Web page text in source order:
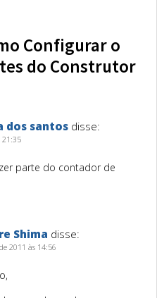
Configurar o
do Construtor
dos santos disse:
21:35
parte do contador de
Shima disse:
2011 às 14:56